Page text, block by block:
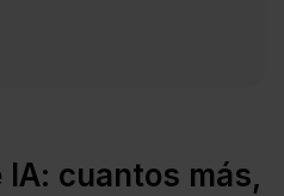
IA: cuantos más,